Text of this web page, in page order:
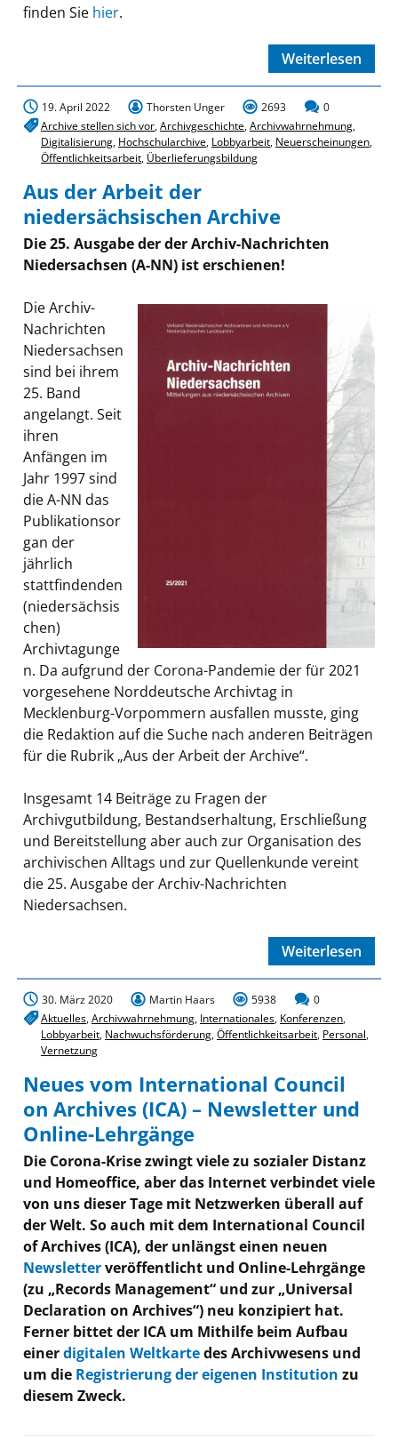
finden Sie hier.
Weiterlesen
19. April 2022 Thorsten Unger 2693
0
Archive stellen sich vor,Archivgeschichte,Archivwahrnehmung,
Digitalisierung, Hochschularchive, Lobbyarbeit, Neuerscheinungen,
Öffentlichkeitsarbeit, Überlieferungsbildung
Aus der Arbeit der
niedersächsischen Archive
Die 25. Ausgabe der der Archiv-Nachrichten
Niedersachsen (A-NN) ist erschienen!
Die Archiv-
Nachrichten
Niedersachsen
sind bei ihrem
25. Band
angelangt. Seit
ihren
Anfängen im
Jahr 1997 sind
die A-NN das
Publikationsor
gan der
jährlich
stattfindenden
(niedersächsis
chen)
Archivtagunge
n. Da aufgrund der Corona-Pandemie der für 2021
vorgesehene Norddeutsche Archivtag in
Mecklenburg-Vorpommern ausfallen musste, ging
die Redaktion auf die Suche nach anderen Beiträgen
für die Rubrik „Aus der Arbeit der Archive“.
Insgesamt 14 Beiträge zu Fragen der
Archivgutbildung, Bestandserhaltung, Erschließung
und Bereitstellung aber auch zur Organisation des
archivischen Alltags und zur Quellenkunde vereint
die 25. Ausgabe der Archiv-Nachrichten
Niedersachsen.
Weiterlesen
30. März 2020 Martin Haars 5938
0
Aktuelles,Archivwahrnehmung, Internationales, Konferenzen,
Lobbyarbeit, Nachwuchsförderung,Öffentlichkeitsarbeit, Personal,
Vernetzung
Neues vom International Council
on Archives (ICA) – Newsletter und
Online-Lehrgänge
Die Corona-Krise zwingt viele zu sozialer Distanz
und Homeoffice, aber das Internet verbindet viele
von uns dieser Tage mit Netzwerken überall auf
der Welt. So auch mit dem International Council
of Archives (ICA), der unlängst einen neuen
Newsletterveröffentlicht und Online-Lehrgänge
(zu „Records Management“ und zur „Universal
Declaration on Archives“) neu konzipiert hat.
Ferner bittet der ICA um Mithilfe beim Aufbau
einerdigitalen Weltkartedes Archivwesens und
um die Registrierung der eigenen Institution zu
diesem Zweck.